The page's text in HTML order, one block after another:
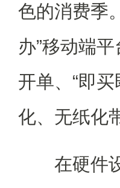
色的消费季
办”移动端
开单、“即
化、无纸化
在硬件设